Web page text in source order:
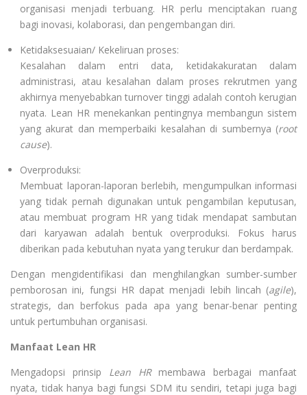
organisasi menjadi terbuang. HR perlu menciptakan ruang
bagi inovasi, kolaborasi, dan pengembangan diri.
Ketidaksesuaian/ Kekeliruan proses:
Kesalahan dalam entri data, ketidakakuratan dalam
administrasi, atau kesalahan dalam proses rekrutmen yang
akhirnya menyebabkan turnover tinggi adalah contoh kerugian
nyata. Lean HR menekankan pentingnya membangun sistem
yang akurat dan memperbaiki kesalahan di sumbernya (root
cause).
Overproduksi:
Membuat laporan-laporan berlebih, mengumpulkan informasi
yang tidak pernah digunakan untuk pengambilan keputusan,
atau membuat program HR yang tidak mendapat sambutan
dari karyawan adalah bentuk overproduksi. Fokus harus
diberikan pada kebutuhan nyata yang terukur dan berdampak.
Dengan mengidentifikasi dan menghilangkan sumber-sumber
pemborosan ini, fungsi HR dapat menjadi lebih lincah (agile),
strategis, dan berfokus pada apa yang benar-benar penting
untuk pertumbuhan organisasi.
Manfaat Lean HR
Mengadopsi prinsip Lean HRmembawa berbagai manfaat
nyata, tidak hanya bagi fungsi SDM itu sendiri, tetapi juga bagi